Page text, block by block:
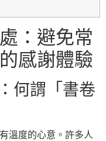
：避免常
感謝體驗
何謂「書卷
溫度的心意。許多人